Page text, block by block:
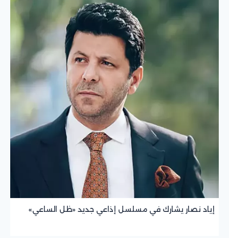
إياد نصار يشارك في مسلسل إذاعي جديد «ظل الساعي»